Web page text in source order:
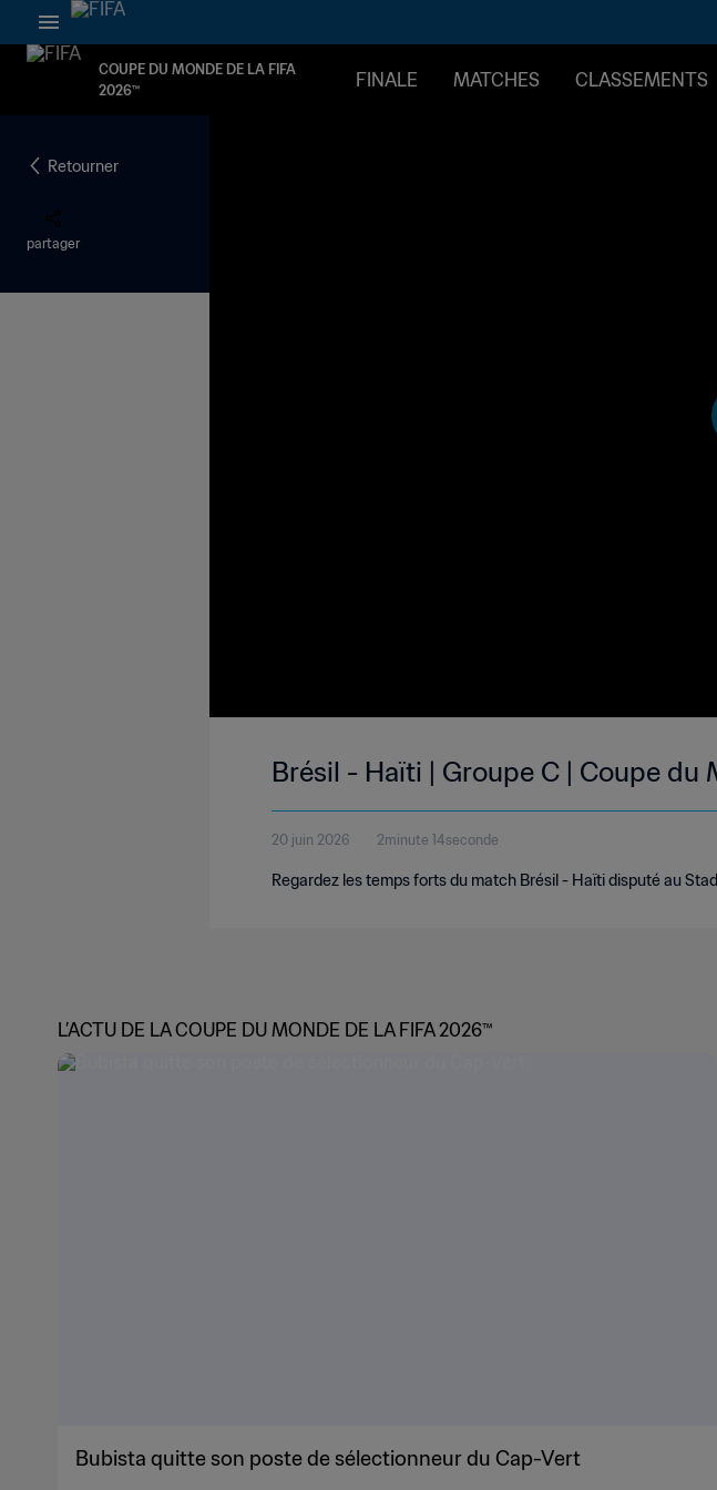
COUPE DU MONDE DE LA FIFA
2026™
FINALE MATCHES CLASSEMENTS
Retourner
partager
Brésil - Haïti | Groupe C | Coupe du
20 juin 2026 2minute 14seconde
Regardez les temps forts du match Brésil - Haïti disputé au
L’ACTU DE LA COUPE DU MONDE DE LA FIFA 2026™
Bubista quitte son poste de sélectionneur du Cap-Vert